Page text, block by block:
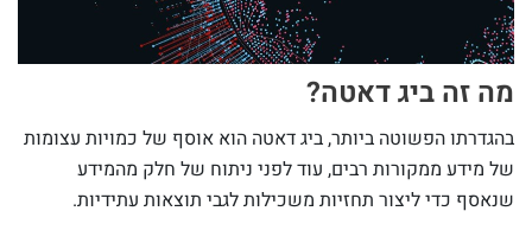
מה זה ביג דאטה?
בהגדרתו הפשוטה ביותר, ביג דאטה הוא אוסף של כמויות עצומות
של מידע ממקורות רבים, עוד לפני ניתוח של חלק מהמידע
שנאסף כדי ליצור תחזיות משכילות לגבי תוצאות עתידיות.